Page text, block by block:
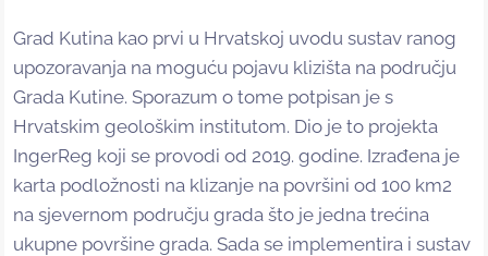
Grad Kutina kao prvi u Hrvatskoj uvodu sustav ranog
upozoravanja na moguću pojavu klizišta na području
Grada Kutine. Sporazum o tome potpisan je s
Hrvatskim geološkim institutom. Dio je to projekta
IngerReg koji se provodi od 2019. godine. Izrađena je
karta podložnosti na klizanje na površini od 100 km2
na sjevernom području grada što je jedna trećina
ukupne površine grada. Sada se implementira i sustav